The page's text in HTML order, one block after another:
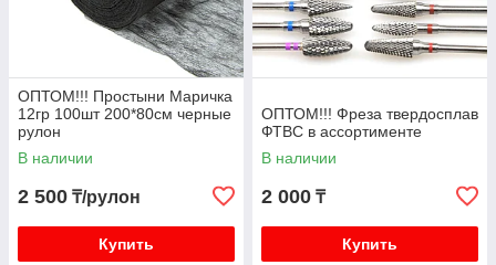
ОПТОМ!!! Простыни Маричка
12гр 100шт 200*80см черные
рулон
В наличии
2 500 ₸/рулон
Купить
ОПТОМ!!! Фреза твердосплав
ФТBC в ассортименте
В наличии
2 000 ₸
Купить